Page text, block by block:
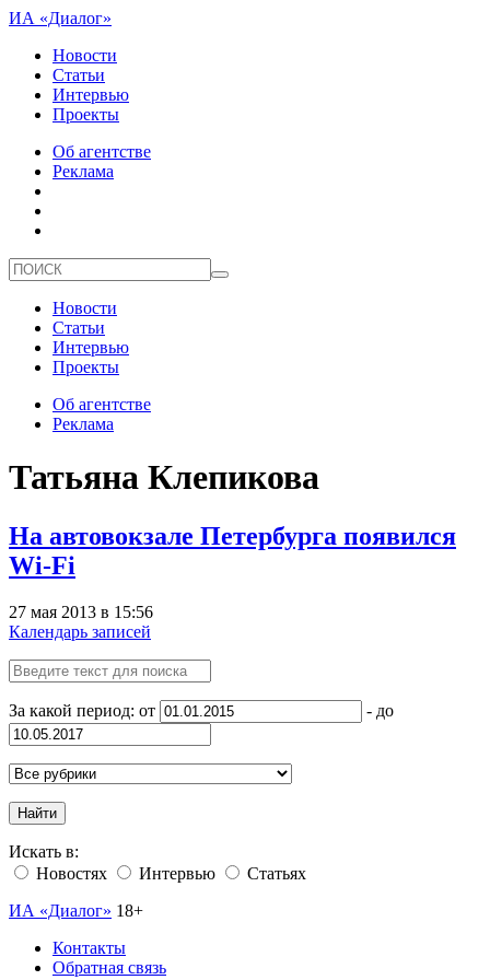
ИА «Диалог»
Новости
Статьи
Интервью
Проекты
Об агентстве
Реклама
Новости
Статьи
Интервью
Проекты
Об агентстве
Реклама
Татьяна Клепикова
На автовокзале Петербурга появился
Wi-Fi
27 мая 2013 в 15:56
Календарь записей
За какой период: от - до
Найти
Искать в:
Новостях
Интервью
Статьях
ИА «Диалог» 18+
Контакты
Обратная связь